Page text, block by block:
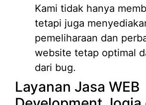
Kami tidak hanya
tetapi juga
pemeliharaan dan
website tetap optimal
dari bug.
Layanan Jasa WEB